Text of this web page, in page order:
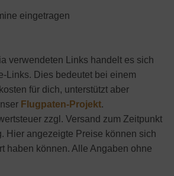
eingetragen
verwendeten Links handelt es sich
Links. Dies bedeutet bei einem
für dich, unterstützt aber
Flugpaten-Projekt.
zzgl. Versand zum Zeitpunkt
Hier angezeigte Preise können sich
haben können. Alle Angaben ohne